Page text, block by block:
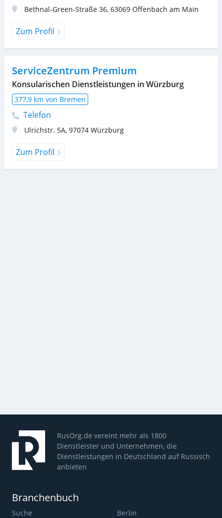
Bethnal-Green-Straße 36, 63069 Offenbach am Main
Zum Profil
ServiceZentrum Premium
Konsularischen Dienstleistungen in Würzburg
377,9 km von Bremen
Telefon
Ulrichstr. 5A, 97074 Würzburg
Zum Profil
RusOrg.de vereint mehr als 1800
Dienstleister und Unternehmen, die
Dienstleistungen in Deutschland auf Russisch
anbieten
Branchenbuch
Suche
Berlin